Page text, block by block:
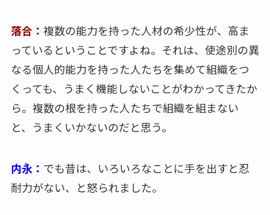
落合： 複数の能力を持った人材の希少性が、高ま
っているということですよね。それは、使途別の異
なる個人的能力を持った人たちを集めて組織をつ
くっても、うまく機能しないことがわかってきたか
ら。複数の根を持った人たちで組織を組まない
と、うまくいかないのだと思う。
内永： でも昔は、いろいろなことに手を出すと忍
耐力がない、と怒られました。